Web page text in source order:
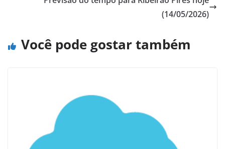
(14/05/2026)
Você pode gostar também